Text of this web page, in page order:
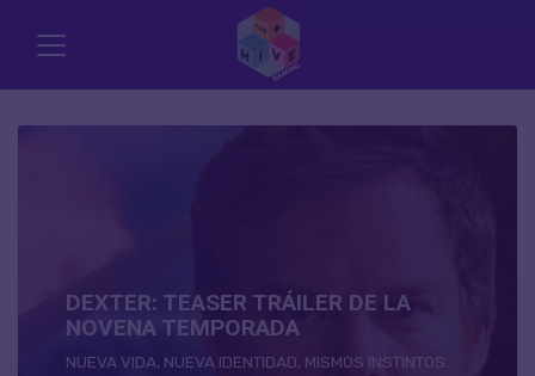
DEXTER: TEASER TRÁILER DE LA
NOVENA TEMPORADA
NUEVA VIDA, NUEVA IDENTIDAD, MISMOS INSTINTOS.